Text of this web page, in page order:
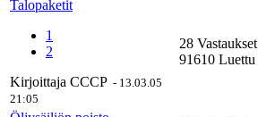
Talopaketit
1
2
Kirjoittaja CCCP - 13.03.05
21:05
28 Vastaukset
91610 Luettu